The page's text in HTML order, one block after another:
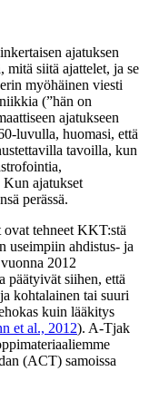
ajatuksen
mitä siitä ajattelet, ja se
myöhäinen viesti
(”hän on
ajatukseen
luvulla, huomasi, että
tavoilla, kun
Kun ajatukset
perässä.
tehneet KKT:stä
useimpiin ahdistus- ja
2012
päätyivät siihen, että
kohtalainen tai suuri
kuin lääkitys
et al., 2012). A-Tjak
(ACT) samoissa